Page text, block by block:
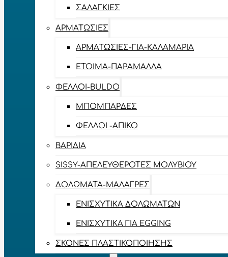
ΣΑΛΑΓΚΙΈΣ
ΑΡΜΑΤΩΣΙΈΣ
ΑΡΜΑΤΩΣΙΈΣ-ΓΙΑ-ΚΑΛΑΜΆΡΙΑ
ΈΤΟΙΜΑ-ΠΑΡΆΜΑΛΛΑ
ΦΕΛΛΟΊ-BULDO
ΜΠΟΜΠΆΡΔΕΣ
ΦΕΛΛΟΊ -ΑΠΊΚΟ
ΒΑΡΊΔΙΑ
SISSY-ΑΠΕΛΕΥΘΕΡΟΤΈΣ ΜΟΛΥΒΙΟΎ
ΔΟΛΏΜΑΤΑ-ΜΑΛΆΓΡΕΣ
ΕΝΙΣΧΥΤΙΚΆ ΔΟΛΩΜΆΤΩΝ
ΕΝΙΣΧΥΤΙΚΆ ΓΙΑ EGGING
ΣΚΌΝΕΣ ΠΛΑΣΤΙΚΟΠΟΊΗΣΗΣ